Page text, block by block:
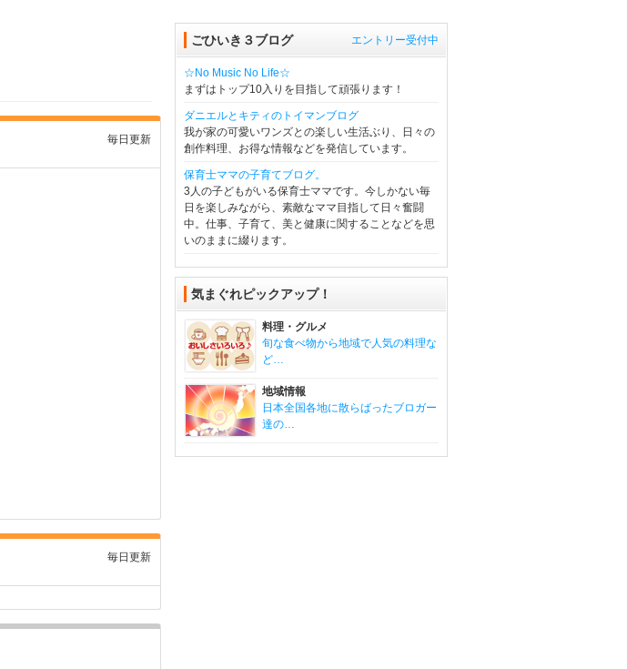
毎日更新
毎日更新
エントリー受付中
ごひいき３ブログ
☆No Music No Life☆
まずはトップ10入りを目指して頑張ります！
ダニエルとキティのトイマンブログ
我が家の可愛いワンズとの楽しい生活ぶり、日々の
創作料理、お得な情報などを発信しています。
保育士ママの子育てブログ。
3人の子どもがいる保育士ママです。今しかない毎
日を楽しみながら、素敵なママ目指して日々奮闘
中。仕事、子育て、美と健康に関することなどを思
いのままに綴ります。
気まぐれピックアップ！
料理・グルメ
旬な食べ物から地域で人気の料理な
ど…
地域情報
日本全国各地に散らばったブロガー
達の…